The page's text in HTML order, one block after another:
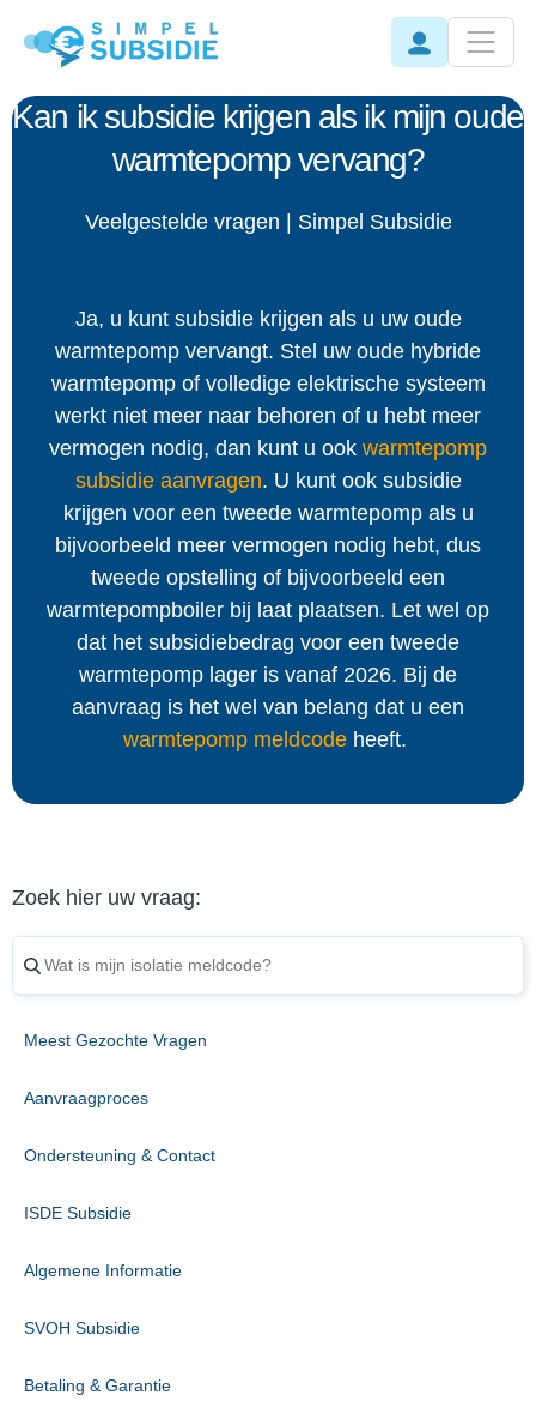
Kan ik subsidie krijgen als ik mijn oude
warmtepomp vervang?
Veelgestelde vragen | Simpel Subsidie
Ja, u kunt subsidie krijgen als u uw oude
warmtepomp vervangt. Stel uw oude hybride
warmtepomp of volledige elektrische systeem
werkt niet meer naar behoren of u hebt meer
vermogen nodig, dan kunt u ook warmtepomp
subsidie aanvragen. U kunt ook subsidie
krijgen voor een tweede warmtepomp als u
bijvoorbeeld meer vermogen nodig hebt, dus
tweede opstelling of bijvoorbeeld een
warmtepompboiler bij laat plaatsen. Let wel op
dat het subsidiebedrag voor een tweede
warmtepomp lager is vanaf 2026. Bij de
aanvraag is het wel van belang dat u een
warmtepomp meldcode heeft.
Zoek hier uw vraag:
Meest Gezochte Vragen
Aanvraagproces
Ondersteuning & Contact
ISDE Subsidie
Algemene Informatie
SVOH Subsidie
Betaling & Garantie